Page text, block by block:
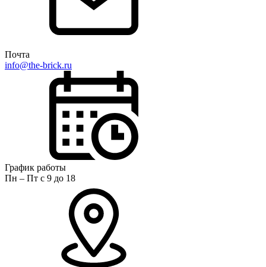
Почта
info@the-brick.ru
График работы
Пн – Пт с 9 до 18